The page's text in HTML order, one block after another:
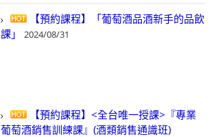
【預約課程】「葡萄酒品酒新手的品飲
課」
2024/08/31
【預約課程】<全台唯一授課>『專業
葡萄酒銷售訓練課』(酒類銷售通識班)